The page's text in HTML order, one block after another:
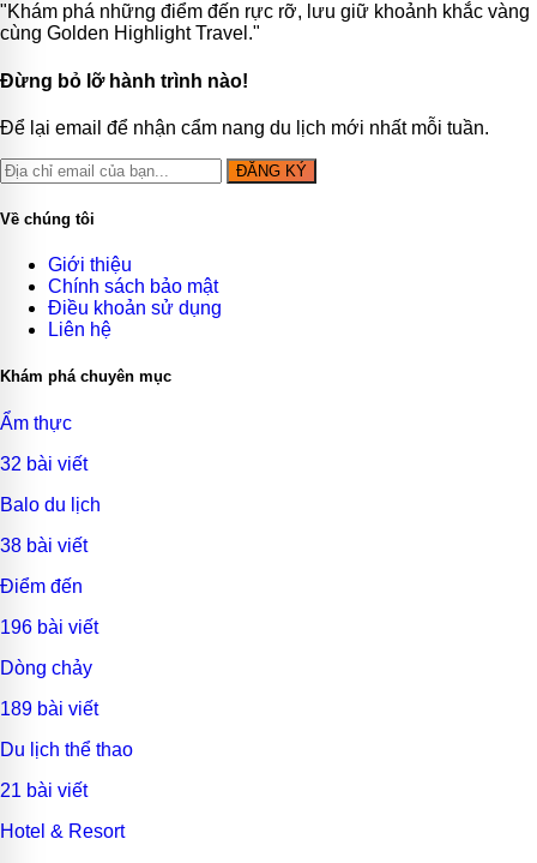
"Khám phá những điểm đến rực rỡ, lưu giữ khoảnh khắc vàng
cùng Golden Highlight Travel."
Đừng bỏ lỡ hành trình nào!
Để lại email để nhận cẩm nang du lịch mới nhất mỗi tuần.
ĐĂNG KÝ
Về chúng tôi
Giới thiệu
Chính sách bảo mật
Điều khoản sử dụng
Liên hệ
Khám phá chuyên mục
Ẩm thực
32 bài viết
Balo du lịch
38 bài viết
Điểm đến
196 bài viết
Dòng chảy
189 bài viết
Du lịch thể thao
21 bài viết
Hotel & Resort